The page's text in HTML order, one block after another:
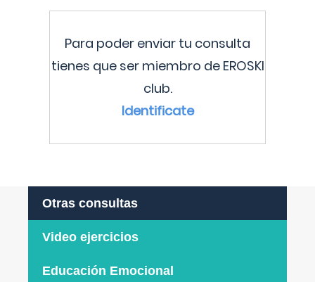
Para poder enviar tu consulta
tienes que ser miembro de EROSKI
club.
Identificate
Otras consultas
Video ejercicios
Educación Emocional